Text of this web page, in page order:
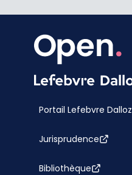
Portail Lefebvre Dalloz
Jurisprudence
Bibliothèque